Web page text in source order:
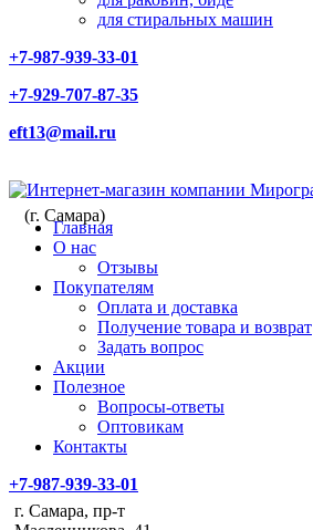
для стиральных машин
+7-987-939-33-01
+7-929-707-87-35
eft13@mail.ru
(г. Самара)
Главная
О нас
Отзывы
Покупателям
Оплата и доставка
Получение товара и возврат
Задать вопрос
Акции
Полезное
Вопросы-ответы
Оптовикам
Контакты
+7-987-939-33-01
г. Самара, пр-т